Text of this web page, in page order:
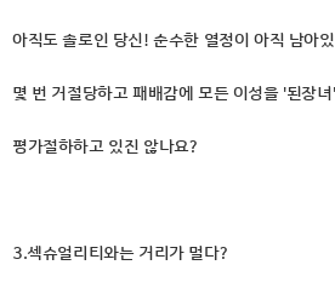
아직도 솔로인 당신! 순수한 열정이 아직 남아
몇 번 거절당하고 패배감에 모든 이성을 '된장
평가절하하고 있진 않나요?
3.섹슈얼리티와는 거리가 멀다?